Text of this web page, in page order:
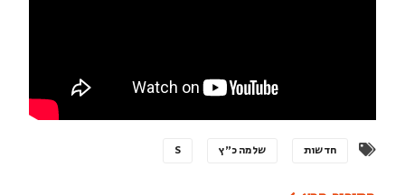
חדשות שלמה כ"ץ S